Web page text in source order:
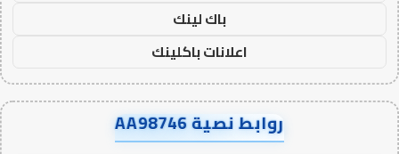
باك لينك
اعلانات باكلينك
روابط نصية AA98746